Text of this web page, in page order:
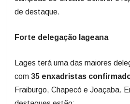
com35 enxadristas
Fraiburgo, Chapecó e Joaçaba.
destaques estão: